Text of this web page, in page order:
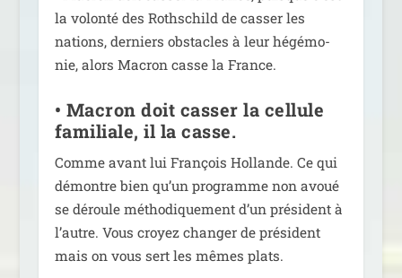
la volon­té des Rothschild de cas­ser les
nations, der­niers obs­tacles à leur hégé­mo­
nie, alors Macron casse la France.
• Macron doit casser la cellule
familiale, il la casse.
Comme avant lui François Hollande. Ce qui
démontre bien qu’un pro­gramme non avoué
se déroule métho­di­que­ment d’un pré­sident à
l’autre. Vous croyez chan­ger de pré­sident
mais on vous sert les mêmes plats.